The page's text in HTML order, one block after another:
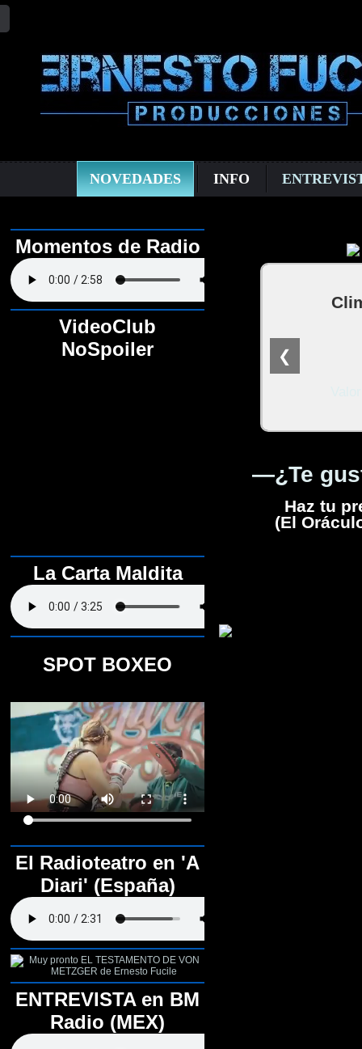
NOVEDADES INFO
Momentos de Radio
VideoClub
NoSpoiler
La Carta Maldita
SPOT BOXEO
El Radioteatro en 'A
Diari' (España)
ENTREVISTA en BM
Radio (MEX)
❮
—¿Te
Haz tu
(El